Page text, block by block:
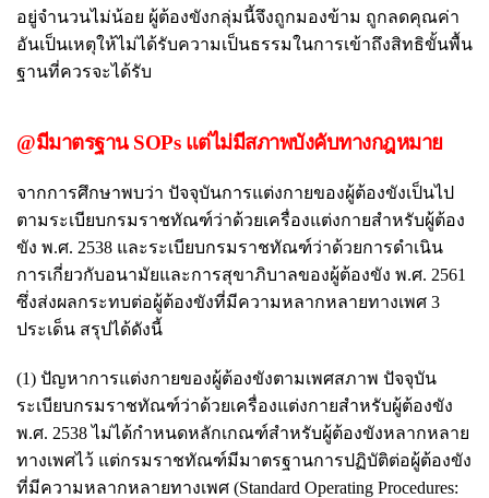
อยู่จำนวนไม่น้อย ผู้ต้องขังกลุ่มนี้จึงถูกมองข้าม ถูกลดคุณค่า
อันเป็นเหตุให้ไม่ได้รับความเป็นธรรมในการเข้าถึงสิทธิขั้นพื้น
ฐานที่ควรจะได้รับ
@มีมาตรฐาน SOPs แต่ไม่มีสภาพบังคับทางกฎหมาย
จากการศึกษาพบว่า ปัจจุบันการแต่งกายของผู้ต้องขังเป็นไป
ตามระเบียบกรมราชทัณฑ์ว่าด้วยเครื่องแต่งกายสำหรับผู้ต้อง
ขัง พ.ศ. 2538 และระเบียบกรมราชทัณฑ์ว่าด้วยการดำเนิน
การเกี่ยวกับอนามัยและการสุขาภิบาลของผู้ต้องขัง พ.ศ. 2561
ซึ่งส่งผลกระทบต่อผู้ต้องขังที่มีความหลากหลายทางเพศ 3
ประเด็น สรุปได้ดังนี้
(1) ปัญหาการแต่งกายของผู้ต้องขังตามเพศสภาพ ปัจจุบัน
ระเบียบกรมราชทัณฑ์ว่าด้วยเครื่องแต่งกายสำหรับผู้ต้องขัง
พ.ศ. 2538 ไม่ได้กำหนดหลักเกณฑ์สำหรับผู้ต้องขังหลากหลาย
ทางเพศไว้ แต่กรมราชทัณฑ์มีมาตรฐานการปฏิบัติต่อผู้ต้องขัง
ที่มีความหลากหลายทางเพศ (Standard Operating Procedures: